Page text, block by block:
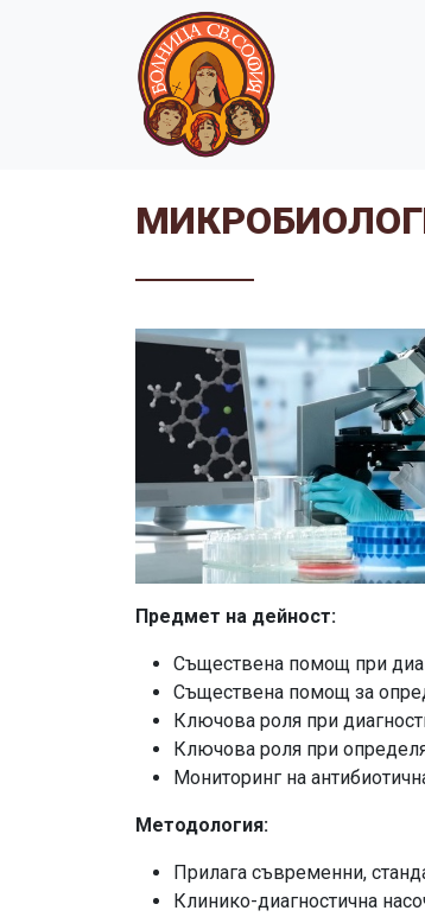
Предмет на дейност:
Съществена помощ при
Съществена помощ за
Ключова роля при
Ключова роля при
Мониторинг на
Методология:
Прилага съвременни,
Клинико-диагностична